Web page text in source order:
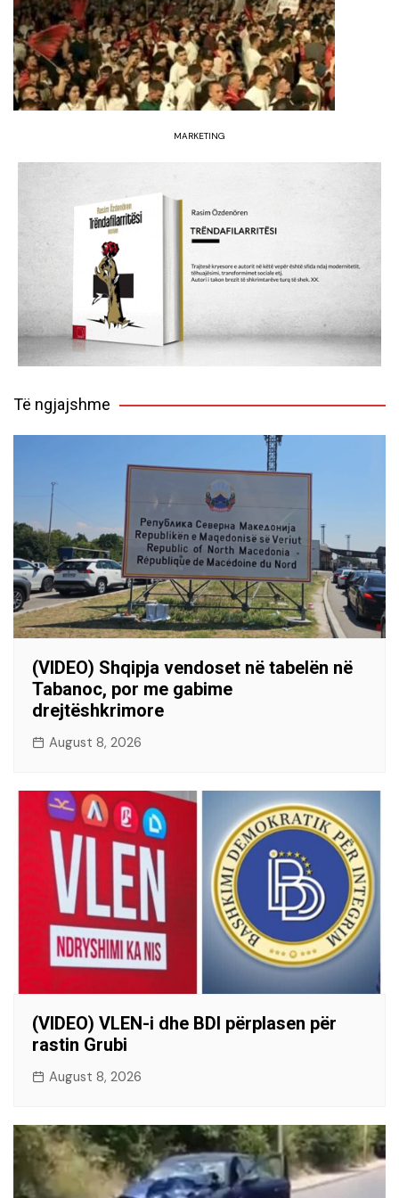
MARKETING
Të ngjajshme
(VIDEO) Shqipja vendoset në tabelën në
Tabanoc, por me gabime
drejtëshkrimore
August 8, 2026
(VIDEO) VLEN-i dhe BDI përplasen për
rastin Grubi
August 8, 2026